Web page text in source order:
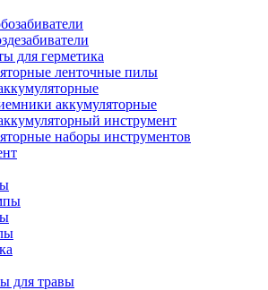
для герметика
ленточные пилы
аккумуляторные
инструмент
наборы инструментов
для травы